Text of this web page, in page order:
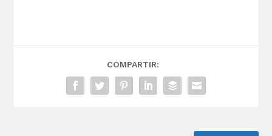
COMPARTIR: